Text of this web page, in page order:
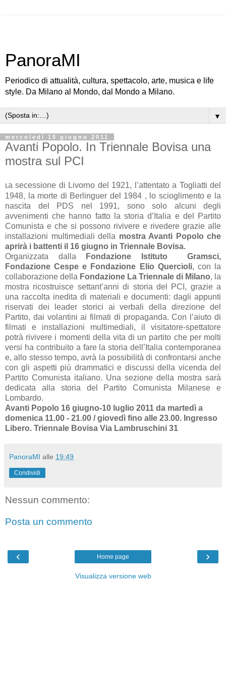
PanoraMI
Periodico di attualità, cultura, spettacolo, arte, musica e life
style. Da Milano al Mondo, dal Mondo a Milano.
▼
mercoledì 15 giugno 2011
Avanti Popolo. In Triennale Bovisa una
mostra sul PCI
La secessione di Livorno del 1921, l’attentato a Togliatti del
1948, la morte di Berlinguer del 1984 , lo scioglimento e la
nascita del PDS nel 1991, sono solo alcuni degli
avvenimenti che hanno fatto la storia d’Italia e del Partito
Comunista e che si possono rivivere e rivedere grazie alle
installazioni multimediali della mostra Avanti Popolo che
aprirà i battenti il 16 giugno in Triennale Bovisa.
Organizzata dalla
Fondazione Istituto Gramsci,
Fondazione Cespe e Fondazione Elio Quercioli, con la
collaborazione della Fondazione La Triennale di Milano, la
mostra ricostruisce settant’anni di storia del PCI, grazie a
una raccolta inedita di materiali e documenti: dagli appunti
riservati dei leader storici ai verbali della direzione del
Partito, dai volantini ai filmati di propaganda. Con l’aiuto di
filmati e installazioni multimediali, il visitatore-spettatore
potrà rivivere i momenti della vita di un partito che per molti
versi ha contribuito a fare la storia dell’Italia contemporanea
e, allo stesso tempo, avrà la possibilità di confrontarsi anche
con gli aspetti più drammatici e discussi della vicenda del
Partito Comunista italiano. Una sezione della mostra sarà
dedicata alla storia del Partito Comunista Milanese e
Lombardo.
Avanti Popolo 16 giugno-10 luglio 2011 da martedì a
domenica 11.00 - 21.00 / giovedì fino alle 23.00. Ingresso
Libero. Triennale Bovisa Via Lambruschini 31
PanoraMI alle 19:49
Condividi
Nessun commento:
Posta un commento
‹ ›
Home page
Visualizza versione web